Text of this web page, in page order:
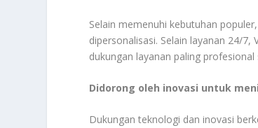
Selain memenuhi kebutuhan
dipersonalisasi. Selain layanan 24/
dukungan layanan paling
Didorong oleh inovasi untuk
Dukungan teknologi dan inovasi